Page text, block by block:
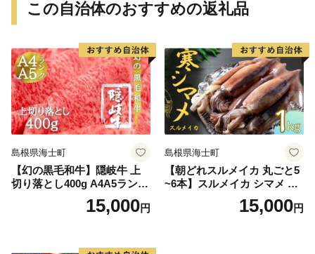
この自治体のおすすめの返礼品
島根県海士町
【幻の黒毛和牛】隠岐牛 上
切り落とし400g A4A5ランク
15,000円
島根県海士町
【朝どれスルメイカ 丸ごと5
~6本】スルメイカ シマメ 約1
kg 冷凍 刺身 個包装 捌き方説
明書付き（ いか 烏賊 イカ ス
15,000円